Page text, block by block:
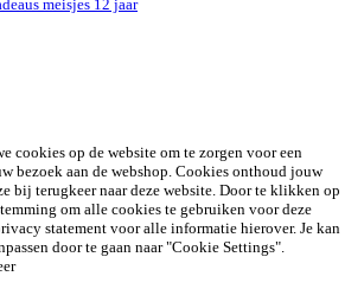
meisjes 12 jaar
cookies op de website om te zorgen voor een
bezoek aan de webshop. Cookies onthoud jouw
bij terugkeer naar deze website. Door te klikken op
om alle cookies te gebruiken voor deze
statement voor alle informatie hierover. Je kan
door te gaan naar "Cookie Settings".